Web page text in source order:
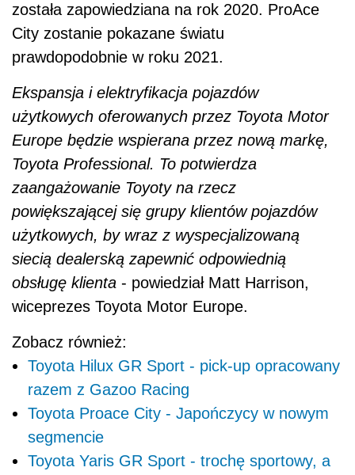
użytkowych, by wraz z wyspecjalizowaną
siecią dealerską zapewnić odpowiednią
obsługę klienta- powiedział Matt Harrison,
wiceprezes Toyota Motor Europe.
Zobacz również:
Toyota Hilux GR Sport - pick-up opracowany
razem z Gazoo Racing
Toyota Proace City - Japończycy w nowym
segmencie
Toyota Yaris GR Sport - trochę sportowy, a
trochę... hybrydowy!
REKLAMA